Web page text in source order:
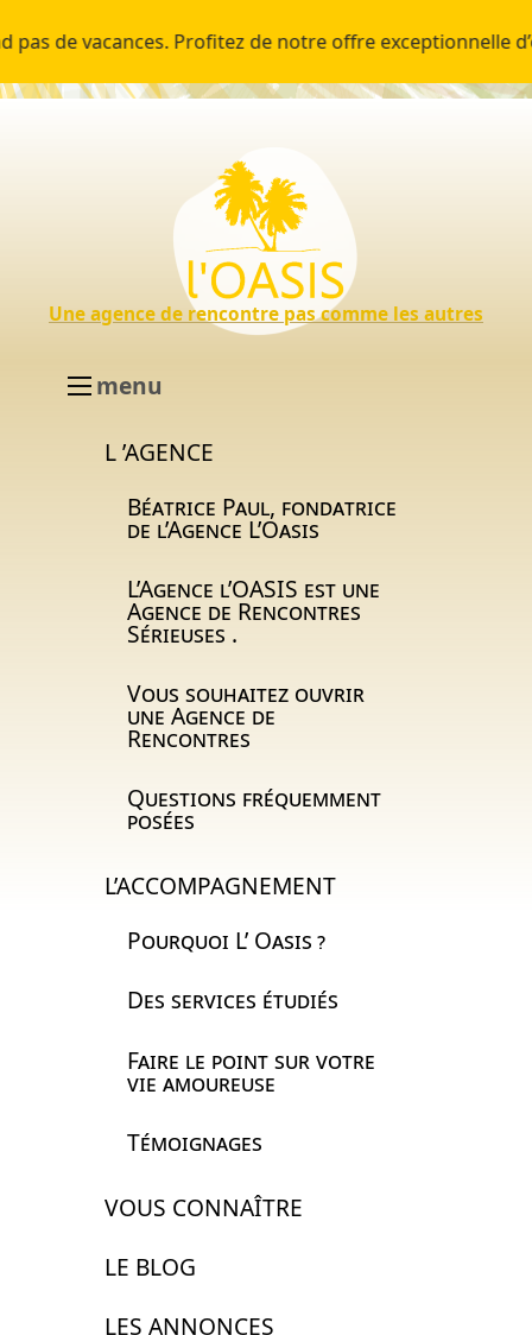
de vacances. Profitez de notre offre exceptionnelle
Une agence de rencontre pas comme les autres
menu
L ’AGENCE
Béatrice Paul, fondatrice
de l’Agence L’Oasis
L’Agence l’OASIS est une
Agence de Rencontres
Sérieuses .
Vous souhaitez ouvrir
une Agence de
Rencontres
Questions fréquemment
posées
L’ACCOMPAGNEMENT
Pourquoi L’ Oasis?
Des services étudiés
Faire le point sur votre
vie amoureuse
Témoignages
VOUS CONNAÎTRE
LE BLOG
LES ANNONCES